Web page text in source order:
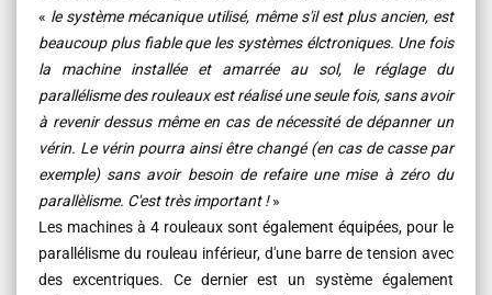
« le système mécanique utilisé, même s'il est plus ancien, est
beaucoup plus fiable que les systèmes élctroniques. Une fois
la machine installée et amarrée au sol, le réglage du
parallélisme des rouleaux est réalisé une seule fois, sans avoir
à revenir dessus même en cas de nécessité de dépanner un
vérin. Le vérin pourra ainsi être changé (en cas de casse par
exemple) sans avoir besoin de refaire une mise à zéro du
parallèlisme. C'est très important !»
Les machines à 4 rouleaux sont également équipées, pour le
parallélisme du rouleau inférieur, d'une barre de tension avec
des excentriques. Ce dernier est un système également